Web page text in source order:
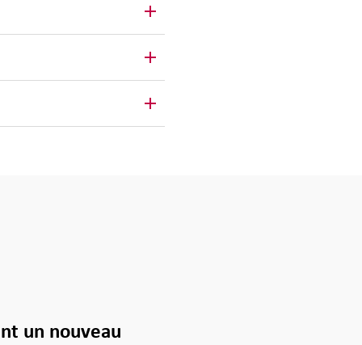
un nouveau